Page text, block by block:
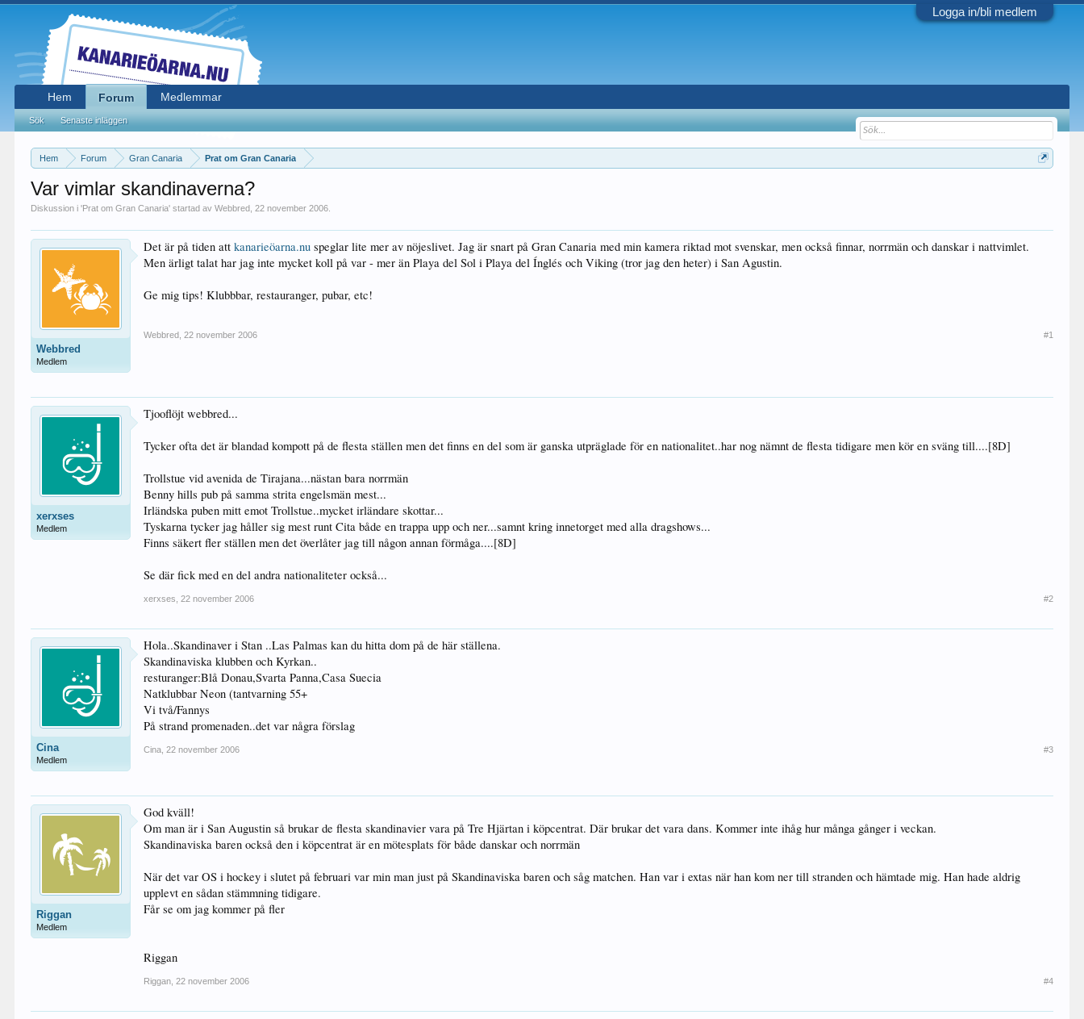
Logga in/bli medlem
Hem Forum Gran Canaria Prat om Gran Canaria
Var vimlar skandinaverna?
Diskussion i 'Prat om Gran Canaria' startad avWebbred ,22 november 2006
Webbred
Medlem
Det är på tiden attkanarieöarna.nu speglar lite mer av nöjeslivet. Jag är snart på Gran Canaria med min kamera riktad mot svenskar, men också finnar, norrmän och danskar i nattvimlet.
Men ärligt talat har jag inte mycket koll på var - mer än Playa del Sol i Playa del Ínglés och Viking (tror jag den heter) i San Agustin.
Ge mig tips! Klubbbar, restauranger, pubar, etc!
Webbred 22 november 2006 #1
xerxses
Medlem
Tjooflöjt webbred...
Tycker ofta det är blandad kompott på de flesta ställen men det finns en del som är ganska utpräglade för en nationalitet..har nog nämnt de flesta tidigare men kör en sväng till....[8D]
Trollstue vid avenida de Tirajana...nästan bara norrmän
Benny hills pub på samma strita engelsmän mest...
Irländska puben mitt emot Trollstue..mycket irländare skottar...
Tyskarna tycker jag håller sig mest runt Cita både en trappa upp och ner...samnt kring innetorget med alla dragshows...
Finns säkert fler ställen men det överlåter jag till någon annan förmåga....[8D]
Se där fick med en del andra nationaliteter också...
xerxses 22 november 2006 #2
Cina
Medlem
Hola..Skandinaver i Stan ..Las Palmas kan du hitta dom på de här ställena.
Skandinaviska klubben och Kyrkan..
resturanger:Blå Donau,Svarta Panna,Casa Suecia
Natklubbar Neon (tantvarning 55+
Vi två/Fannys
På strand promenaden..det var några förslag
Cina 22 november 2006 #3
Riggan
Medlem
God kväll!
Om man är i San Augustin så brukar de flesta skandinavier vara på Tre Hjärtan i köpcentrat. Där brukar det vara dans. Kommer inte ihåg hur många gånger i veckan.
Skandinaviska baren också den i köpcentrat är en mötesplats för både danskar och norrmän
När det var OS i hockey i slutet på februari var min man just på Skandinaviska baren och såg matchen. Han var i extas när han kom ner till stranden och hämtade mig. Han hade aldrig
upplevt en sådan stämmning tidigare.
Får se om jag kommer på fler
Riggan
Riggan 22 november 2006 #4
Hem Forum
Sök Senaste inläggen
Medlemmar